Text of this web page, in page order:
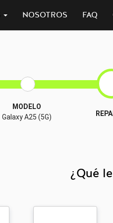
NOSOTROS FAQ
MODELO
Galaxy A25 (5G)
¿Qué